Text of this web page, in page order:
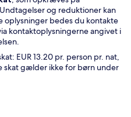
og reduktioner kan
oplysninger bedes du kontakte
kontaktoplysningerne angivet i
EUR 13.20 pr. person pr. nat,
skat gælder ikke for børn under